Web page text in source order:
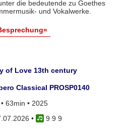
die bedeutende zu Goethes
und Vokalwerke.
of Love 13th century
Classical PROSP0140
63min • 2025
•
9 9 9